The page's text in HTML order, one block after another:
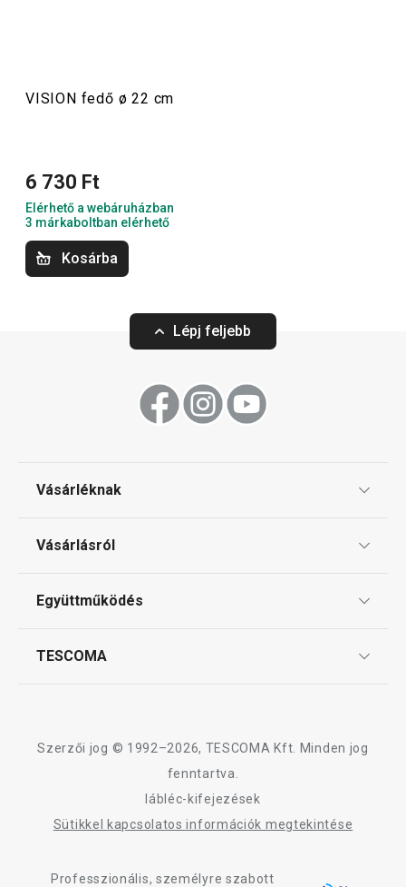
VISION fedő ø 22 cm
6 730 Ft
Elérhető a webáruházban
3 márkaboltban elérhető
Kosárba
Lépj feljebb
Vásárléknak
Gyakori kérdések
Vásárlásról
Reklamáció és termékvisszaküldés
Együttműködés
TESCOMA
Adatkezelési Tájékoztató
Szerzői jog © 1992–2026, TESCOMA Kft. Minden jog
fenntartva.
lábléc-kifejezések
Sütikkel kapcsolatos információk megtekintése
Professzionális, személyre szabott